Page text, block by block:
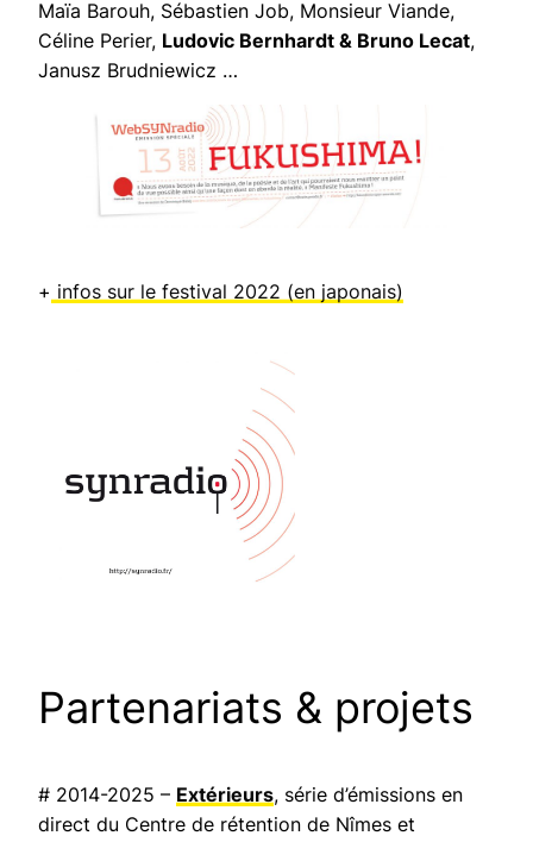
Maïa Barouh, Sébastien Job, Monsieur Viande,
Céline Perier, Ludovic Bernhardt & Bruno Lecat,
Janusz Brudniewicz …
+ infos sur le festival 2022 (en japonais)
Partenariats & projets
# 2014-2025 – Extérieurs, série d’émissions en
direct du Centre de rétention de Nîmes et